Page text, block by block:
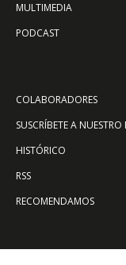
MULTIMEDIA
PODCAST
COLABORADORES
SUSCRÍBETE A
HISTÓRICO
RSS
RECOMENDAMOS